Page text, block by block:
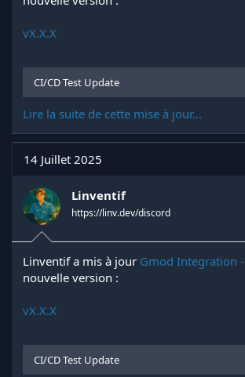
vX.X.X
CI/CD Test Update
Lire la suite de cette mise à jour...
14 Juillet 2025
Linventif
https://linv.dev/discord
Linventif a mis à jour Gmod Integration -
nouvelle version :
vX.X.X
CI/CD Test Update